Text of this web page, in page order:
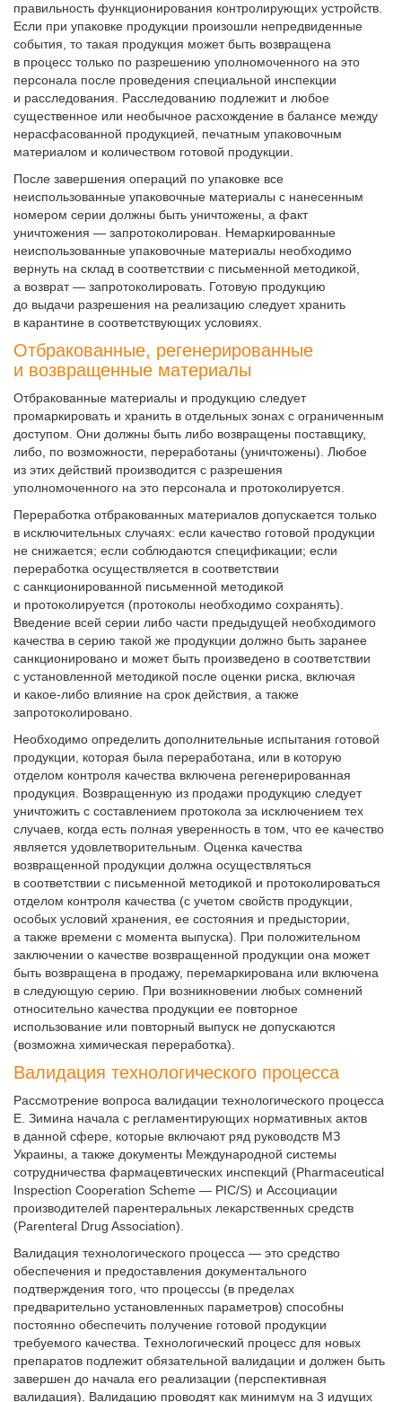
правильность функционирования контролирующих устройств.
Если при упаковке продукции произошли непредвиденные
события, то такая продукция может быть возвращена
в процесс только по разрешению уполномоченного на это
персонала после проведения специальной инспекции
и расследования. Расследованию подлежит и любое
существенное или необычное расхождение в балансе между
нерасфасованной продукцией, печатным упаковочным
материалом и количеством готовой продукции.
После завершения операций по упаковке все
неиспользованные упаковочные материалы с нанесенным
номером серии должны быть уничтожены, а факт
уничтожения — запротоколирован. Немаркированные
неиспользованные упаковочные материалы необходимо
вернуть на склад в соответствии с письменной методикой,
а возврат — запротоколировать. Готовую продукцию
до выдачи разрешения на реализацию следует хранить
в карантине в соответствующих условиях.
Отбракованные, регенерированные
и возвращенные материалы
Отбракованные материалы и продукцию следует
промаркировать и хранить в отдельных зонах с ограниченным
доступом. Они должны быть либо возвращены поставщику,
либо, по возможности, переработаны (уничтожены). Любое
из этих действий производится с разрешения
уполномоченного на это персонала и протоколируется.
Переработка отбракованных материалов допускается только
в исключительных случаях: если качество готовой продукции
не снижается; если соблюдаются спецификации; если
переработка осуществляется в соответствии
с санкционированной письменной методикой
и протоколируется (протоколы необходимо сохранять).
Введение всей серии либо части предыдущей необходимого
качества в серию такой же продукции должно быть заранее
санкционировано и может быть произведено в соответствии
с установленной методикой после оценки риска, включая
и какое-либо влияние на срок действия, а также
запротоколировано.
Необходимо определить дополнительные испытания готовой
продукции, которая была переработана, или в которую
отделом контроля качества включена регенерированная
продукция. Возвращенную из продажи продукцию следует
уничтожить с составлением протокола за исключением тех
случаев, когда есть полная уверенность в том, что ее качество
является удовлетворительным. Оценка качества
возвращенной продукции должна осуществляться
в соответствии с письменной методикой и протоколироваться
отделом контроля качества (с учетом свойств продукции,
особых условий хранения, ее состояния и предыстории,
а также времени с момента выпуска). При положительном
заключении о качестве возвращенной продукции она может
быть возвращена в продажу, перемаркирована или включена
в следующую серию. При возникновении любых сомнений
относительно качества продукции ее повторное
использование или повторный выпуск не допускаются
(возможна химическая переработка).
Валидация технологического процесса
Рассмотрение вопроса валидации технологического процесса
Е. Зимина начала с регламентирующих нормативных актов
в данной сфере, которые включают ряд руководств МЗ
Украины, а также документы Международной системы
сотрудничества фармацевтических инспекций (Pharmaceutical
Inspection Cooperation Scheme — РIC/S) и Ассоциации
производителей парентеральных лекарственных средств
(Parenteral Drug Association).
Валидация технологического процесса — это средство
обеспечения и предоставления документального
подтверждения того, что процессы (в пределах
предварительно установленных параметров) способны
постоянно обеспечить получение готовой продукции
требуемого качества. Технологический процесс для новых
препаратов подлежит обязательной валидации и должен быть
завершен до начала его реализации (перспективная
валидация). Валидацию проводят как минимум на 3 идущих